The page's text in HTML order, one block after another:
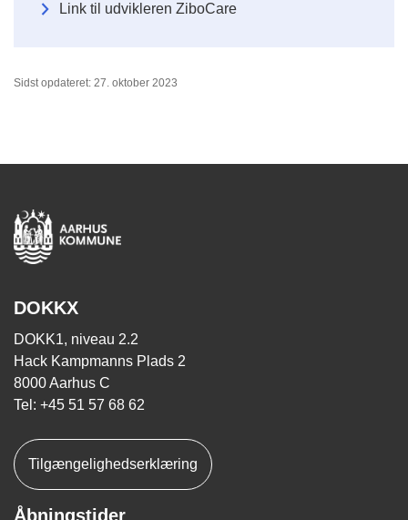
Link til udvikleren ZiboCare
Sidst opdateret: 27. oktober 2023
DOKKX
DOKK1, niveau 2.2
Hack Kampmanns Plads 2
8000 Aarhus C
Tel: +45 51 57 68 62
Tilgængelighedserklæring
Åbningstider